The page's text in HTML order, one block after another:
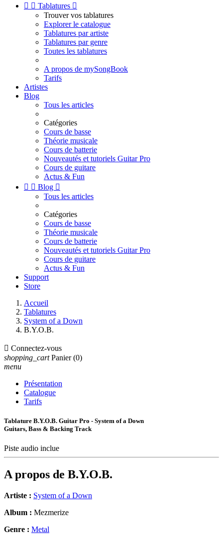
  Tablatures 
Trouver vos tablatures
Explorer le catalogue
Tablatures par artiste
Tablatures par genre
Toutes les tablatures
A propos de mySongBook
Tarifs
Artistes
Blog
Tous les articles
Catégories
Cours de basse
Théorie musicale
Cours de batterie
Nouveautés et tutoriels Guitar Pro
Cours de guitare
Actus & Fun
  Blog 
Tous les articles
Catégories
Cours de basse
Théorie musicale
Cours de batterie
Nouveautés et tutoriels Guitar Pro
Cours de guitare
Actus & Fun
Support
Store
Accueil
Tablatures
System of a Down
B.Y.O.B.
 Connectez-vous
shopping_cart Panier (0)
menu
Présentation
Catalogue
Tarifs
Tablature B.Y.O.B. Guitar Pro - System of a Down
Guitars, Bass & Backing Track
Piste audio inclue
A propos de B.Y.O.B.
Artiste : System of a Down
Album : Mezmerize
Genre : Metal